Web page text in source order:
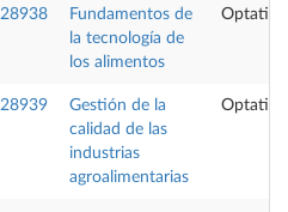
28938
Fundamentos de
la tecnología de
los alimentos
Optativa
28939
Gestión de la
calidad de las
industrias
agroalimentarias
Optativa